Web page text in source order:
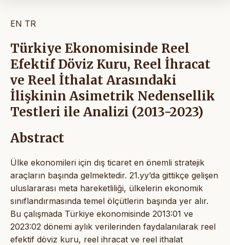
EN TR
Türkiye Ekonomisinde Reel
Efektif Döviz Kuru, Reel İhracat
ve Reel İthalat Arasındaki
İlişkinin Asimetrik Nedensellik
Testleri ile Analizi (2013-2023)
Abstract
Ülke ekonomileri için dış ticaret en önemli stratejik
araçların başında gelmektedir. 21.yy’da gittikçe gelişen
uluslararası meta hareketliliği, ülkelerin ekonomik
sınıflandırmasında temel ölçütlerin başında yer alır.
Bu çalışmada Türkiye ekonomisinde 2013:01 ve
2023:02 dönemi aylık verilerinden faydalanılarak reel
efektif döviz kuru, reel ihracat ve reel ithalat